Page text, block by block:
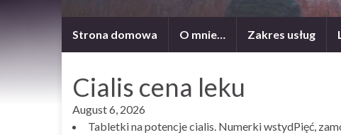
Strona domowa O mnie… Zakres usług
Cialis cena leku
August 6, 2026
Tabletki na potencje cialis. Numerki wstydPięć,